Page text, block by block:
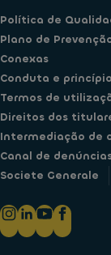
Política de
Plano de
Conexas
Conduta e
Termos de
Direitos dos
Intermediação de
Canal de
Societe Generale